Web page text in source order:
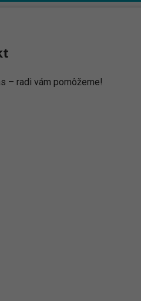
– radi vám pomôžeme!